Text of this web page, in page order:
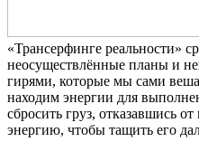
«Трансерфинге реальности»
неосуществлённые планы и
гирями, которые мы сами
находим энергии для
сбросить груз, отказавшись
энергию, чтобы тащить его